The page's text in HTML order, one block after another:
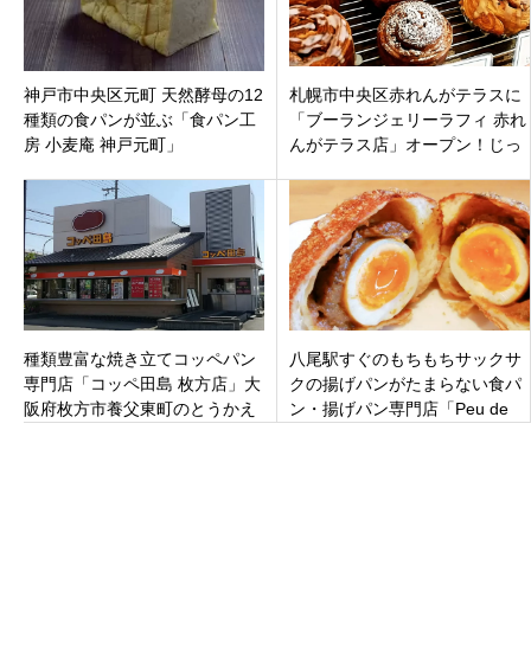
神戸市中央区元町 天然酵母の12
種類の食パンが並ぶ「食パン工
房 小麦庵 神戸元町」
札幌市中央区赤れんがテラスに
「ブーランジェリーラフィ 赤れ
んがテラス店」オープン！じっ
種類豊富な焼き立てコッペパン
専門店「コッペ田島 枚方店」大
阪府枚方市養父東町のとうかえ
八尾駅すぐのもちもちサックサ
クの揚げパンがたまらない食パ
ン・揚げパン専門店「Peu de